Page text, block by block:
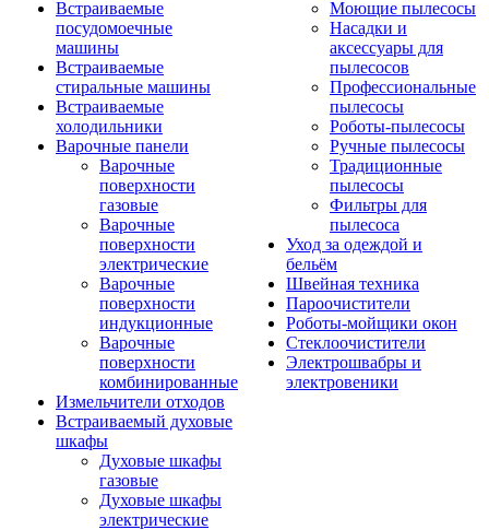
Встраиваемые
посудомоечные
машины
Встраиваемые
стиральные машины
Встраиваемые
холодильники
Варочные панели
Варочные
поверхности
газовые
Варочные
поверхности
электрические
Варочные
поверхности
индукционные
Варочные
поверхности
комбинированные
Измельчители отходов
Встраиваемый духовые
шкафы
Духовые шкафы
газовые
Духовые шкафы
электрические
Моющие пылесосы
Насадки и
аксессуары для
пылесосов
Профессиональные
пылесосы
Роботы-пылесосы
Ручные пылесосы
Традиционные
пылесосы
Фильтры для
пылесоса
Уход за одеждой и
бельём
Швейная техника
Пароочистители
Роботы-мойщики окон
Стеклоочистители
Электрошвабры и
электровеники